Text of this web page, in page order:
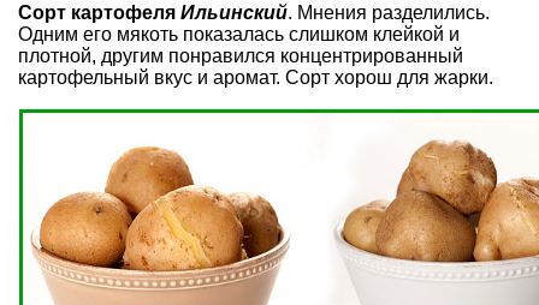
Сорт картофеля Ильинский. Мнения разделились.
Одним его мякоть показалась слишком клейкой и
плотной, другим понравился концентрированный
картофельный вкус и аромат. Сорт хорош для жарки.